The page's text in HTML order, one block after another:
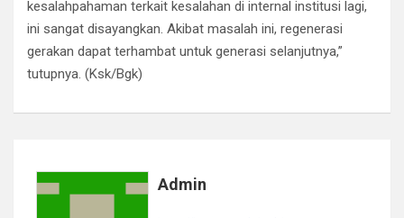
kesalahpahaman terkait kesalahan di internal institusi lagi,
ini sangat disayangkan. Akibat masalah ini, regenerasi
gerakan dapat terhambat untuk generasi selanjutnya,”
tutupnya. (Ksk/Bgk)
Admin